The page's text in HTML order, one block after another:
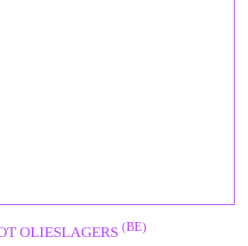
OLIESLAGERS (BE)